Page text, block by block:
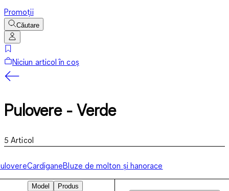
Promoții
Căutare
Niciun articol în coș
Pulovere - Verde
5 Articol
CardiganeBluze de molton și hanorace
Model
Produs